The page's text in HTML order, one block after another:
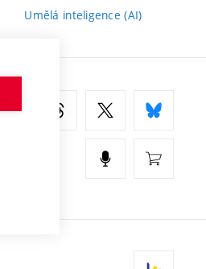
Umělá inteligence (AI)